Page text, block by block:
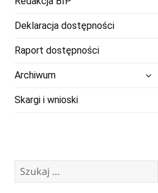
Deklaracja dostępności
Raport dostępności
Archiwum
Skargi i wnioski
Szukaj: